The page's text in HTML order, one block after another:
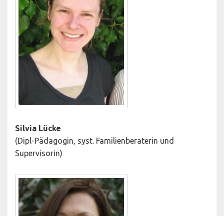
Silvia Lücke
(Dipl-Pädagogin, syst. Familienberaterin und
Supervisorin)